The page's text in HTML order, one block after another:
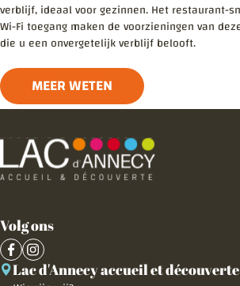
verblijf, ideaal voor gezinnen. Het restaurant-
Wi-Fi toegang maken de voorzieningen van
die u een onvergetelijk verblijf belooft.
MEER WETEN
Volg ons
Lac d'Annecy accueil et découverte